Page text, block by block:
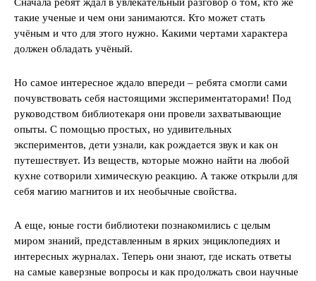
такие ученые и чем они занимаются. Кто может стать
учёным и что для этого нужно. Какими чертами характера
должен обладать учёный.
Но самое интересное ждало впереди – ребята смогли сами
почувствовать себя настоящими экспериментаторами! Под
руководством библиотекаря они провели захватывающие
опыты. С помощью простых, но удивительных
экспериментов, дети узнали, как рождается звук и как он
путешествует. Из веществ, которые можно найти на любой
кухне сотворили химическую реакцию. А также открыли для
себя магию магнитов и их необычные свойства.
А еще, юные гости библиотеки познакомились с целым
миром знаний, представленным в ярких энциклопедиях и
интересных журналах. Теперь они знают, где искать ответы
на самые каверзные вопросы и как продолжать свои научные